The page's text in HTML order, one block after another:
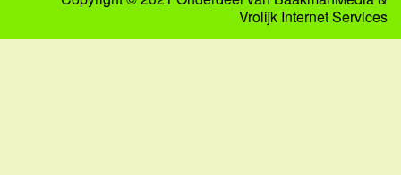
Vrolijk Internet Services